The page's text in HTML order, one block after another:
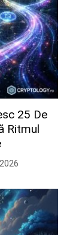
25 De
Ritmul